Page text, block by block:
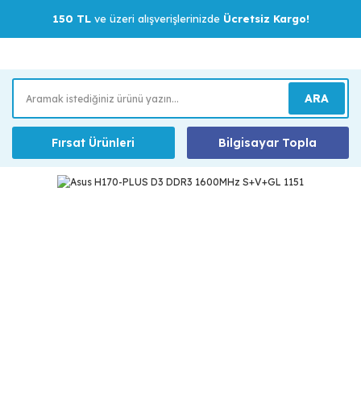
150 TLve üzeri alışverişlerinizde Ücretsiz Kargo!
ARA
Fırsat Ürünleri Bilgisayar Topla